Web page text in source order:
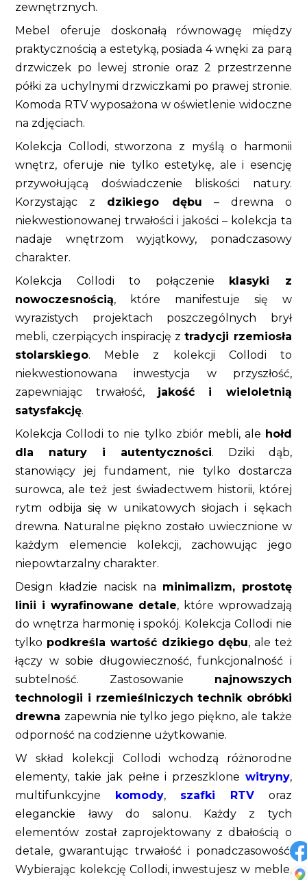
zewnętrznych.
Mebel oferuje doskonałą równowagę między
praktycznością a estetyką, posiada 4 wnęki za parą
drzwiczek po lewej stronie oraz 2 przestrzenne
półki za uchylnymi drzwiczkami po prawej stronie.
Komoda RTV wyposażona w oświetlenie widoczne
na zdjęciach.
Kolekcja Collodi, stworzona z myślą o harmonii
wnętrz, oferuje nie tylko estetykę, ale i esencję
przywołującą doświadczenie bliskości natury.
Korzystając z dzikiego dębu – drewna o
niekwestionowanej trwałości i jakości – kolekcja ta
nadaje wnętrzom wyjątkowy, ponadczasowy
charakter.
Kolekcja Collodi to połączenie
klasyki z
nowoczesnością, które manifestuje się w
wyrazistych projektach poszczególnych brył
mebli, czerpiących inspirację ztradycji rzemiosła
stolarskiego. Meble z kolekcji Collodi to
niekwestionowana inwestycja w przyszłość,
zapewniając trwałość, jakość i wieloletnią
satysfakcję.
Kolekcja Collodi to nie tylko zbiór mebli, ale hołd
dla natury i autentyczności. Dziki dąb,
stanowiący jej fundament, nie tylko dostarcza
surowca, ale też jest świadectwem historii, której
rytm odbija się w unikatowych słojach i sękach
drewna. Naturalne piękno zostało uwiecznione w
każdym elemencie kolekcji, zachowując jego
niepowtarzalny charakter.
Design kładzie nacisk na minimalizm, prostotę
linii i wyrafinowane detale, które wprowadzają
do wnętrza harmonię i spokój. Kolekcja Collodi nie
tylko podkreśla wartość dzikiego dębu, ale też
łączy w sobie długowieczność, funkcjonalność i
subtelność. Zastosowanie najnowszych
technologii i rzemieślniczych technik obróbki
drewna zapewnia nie tylko jego piękno, ale także
odporność na codzienne użytkowanie.
W skład kolekcji Collodi wchodzą różnorodne
elementy, takie jak pełne i przeszklone witryny,
multifunkcyjne
komody, szafki RTVoraz
eleganckie ławy do salonu. Każdy z tych
elementów został zaprojektowany z dbałością o
detale, gwarantując trwałość i ponadczasowość.
Wybierając kolekcję Collodi, inwestujesz w meble,